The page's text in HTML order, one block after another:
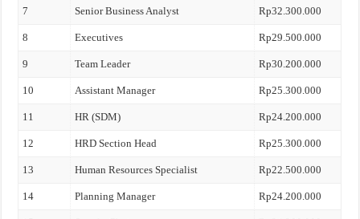
7 Senior Business Analyst Rp32.300.000
8 Executives Rp29.500.000
9 Team Leader Rp30.200.000
10 Assistant Manager Rp25.300.000
11 HR (SDM) Rp24.200.000
12 HRD Section Head Rp25.300.000
13 Human Resources Specialist Rp22.500.000
14 Planning Manager Rp24.200.000